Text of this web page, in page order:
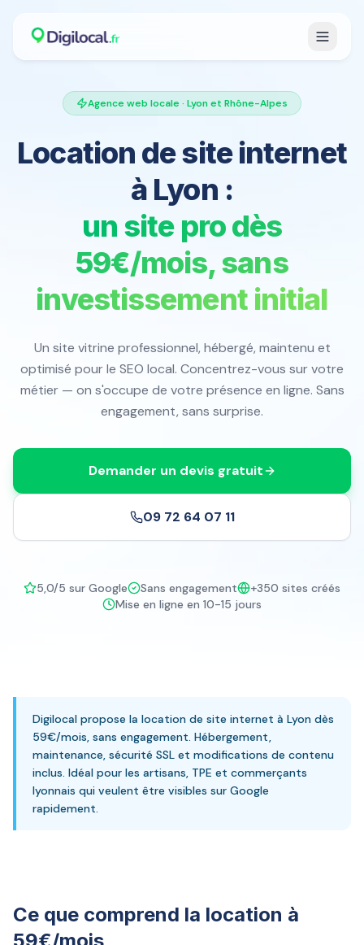
Agence web locale · Lyon et Rhône-Alpes
Location de site internet
à Lyon :
un site pro dès
59€/mois, sans
investissement initial
Un site vitrine professionnel, hébergé, maintenu et
optimisé pour le SEO local. Concentrez-vous sur votre
métier — on s'occupe de votre présence en ligne. Sans
engagement, sans surprise.
Demander un devis gratuit
09 72 64 07 11
5,0/5 sur Google Sans engagement
+350 sites créés
Mise en ligne en 10-15 jours
Digilocal propose la location de site internet à Lyon dès
59€/mois, sans engagement. Hébergement,
maintenance, sécurité SSL et modifications de contenu
inclus. Idéal pour les artisans, TPE et commerçants
lyonnais qui veulent être visibles sur Google
rapidement.
Ce que comprend la location à